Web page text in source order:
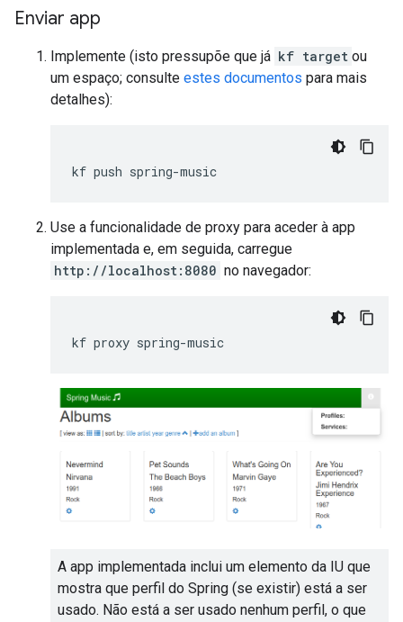
Enviar app
Implemente (isto pressupõe que já kf target ou
um espaço; consulte estes documentos para mais
detalhes):
kf push
Use a funcionalidade de proxy para aceder à app
implementada e, em seguida, carregue
http://localhost:8080 no navegador:
kf proxy
A app implementada inclui um elemento da IU que
mostra que perfil do Spring (se existir) está a ser
usado. Não está a ser usado nenhum perfil, o que